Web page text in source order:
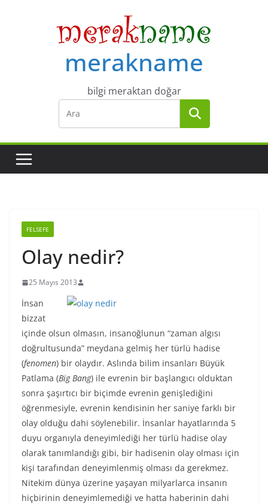
merakname
bilgi meraktan doğar
FELSEFE
Olay nedir?
25 Mayıs 2013
İnsan
bizzat
içinde olsun olmasın, insanoğlunun “zaman algısı
doğrultusunda” meydana gelmiş her türlü hadise
(fenomen) bir olaydır. Aslında bilim insanları Büyük
Patlama (Big Bang) ile evrenin bir başlangıcı olduktan
sonra şaşırtıcı bir biçimde evrenin genişlediğini
öğrenmesiyle, evrenin kendisinin her saniye farklı bir
olay olduğu dahi söylenebilir. İnsanlar hayatlarında 5
duyu organıyla deneyimlediği her türlü hadise olay
olarak tanımlandığı gibi, bir hadisenin olay olması için
kişi tarafından deneyimlenmiş olması da gerekmez.
Nitekim dünya üzerine yaşayan milyarlarca insanın
hiçbirinin deneyimlemediği ve hatta haberinin dahi